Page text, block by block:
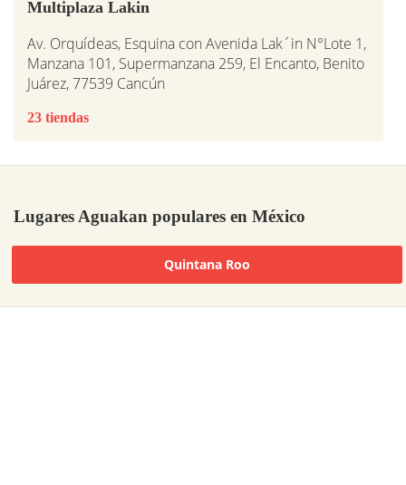
Multiplaza Lakin
Av. Orquídeas, Esquina con Avenida Lak´in N°Lote 1,
Manzana 101, Supermanzana 259, El Encanto, Benito
Juárez, 77539 Cancún
23 tiendas
Lugares Aguakan populares en México
Quintana Roo